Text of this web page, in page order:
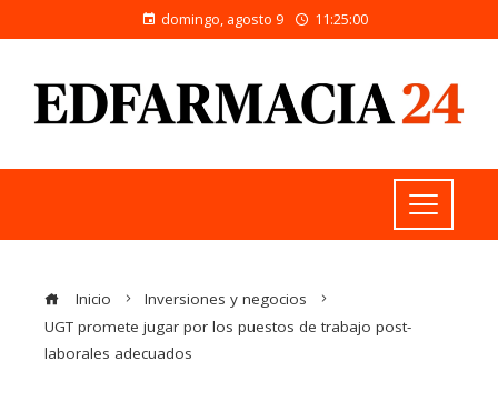
domingo, agosto 9 11:25:00
Inicio
Inversiones y negocios
UGT promete jugar por los puestos de trabajo post-
laborales adecuados